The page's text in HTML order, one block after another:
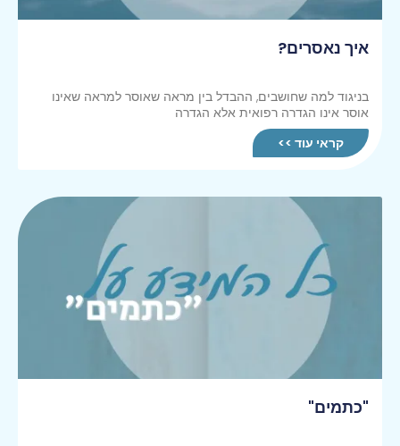
איך נאסרים?
בניגוד למה שחושבים, ההבדל בין מראה שאוסר למראה שאינו
אוסר אינו הגדרה רפואית אלא הגדרה
קראי עוד >>
"כתמים"